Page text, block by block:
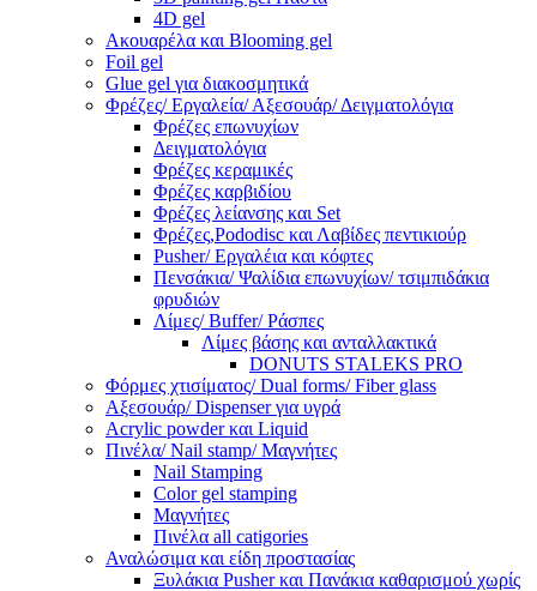
4D gel
Ακουαρέλα και Blooming gel
Foil gel
Glue gel για διακοσμητικά
Φρέζες/ Εργαλεία/ Αξεσουάρ/ Δειγματολόγια
Φρέζες επωνυχίων
Δειγματολόγια
Φρέζες κεραμικές
Φρέζες καρβιδίου
Φρέζες λείανσης και Set
Φρέζες,Pododisc και Λαβίδες πεντικιούρ
Pusher/ Εργαλέια και κόφτες
Πενσάκια/ Ψαλίδια επωνυχίων/ τσιμπιδάκια
φρυδιών
Λίμες/ Buffer/ Ράσπες
Λίμες βάσης και ανταλλακτικά
DONUTS STALEKS PRO
Φόρμες χτισίματος/ Dual forms/ Fiber glass
Αξεσουάρ/ Dispenser για υγρά
Acrylic powder και Liquid
Πινέλα/ Nail stamp/ Μαγνήτες
Nail Stamping
Color gel stamping
Μαγνήτες
Πινέλα all catigories
Αναλώσιμα και είδη προστασίας
Ξυλάκια Pusher και Πανάκια καθαρισμού χωρίς